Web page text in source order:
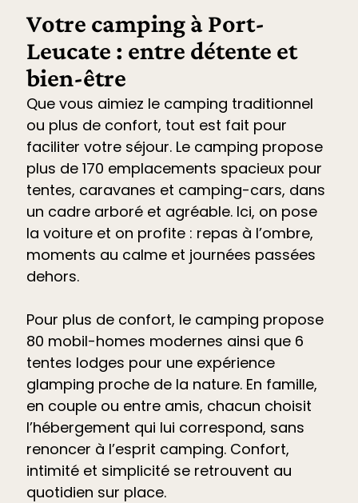
Votre camping à Port-
Leucate : entre détente et
bien-être
Que vous aimiez le camping traditionnel
ou plus de confort, tout est fait pour
faciliter votre séjour. Le camping propose
plus de 170 emplacements spacieux pour
tentes, caravanes et camping-cars, dans
un cadre arboré et agréable. Ici, on pose
la voiture et on profite : repas à l’ombre,
moments au calme et journées passées
dehors.
Pour plus de confort, le camping propose
80 mobil-homes modernes ainsi que 6
tentes lodges pour une expérience
glamping proche de la nature. En famille,
en couple ou entre amis, chacun choisit
l’hébergement qui lui correspond, sans
renoncer à l’esprit camping. Confort,
intimité et simplicité se retrouvent au
quotidien sur place.